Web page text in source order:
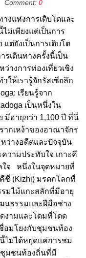
Comment: 0
างแห่งการเติบโตและ
ม่เพียงแต่เป็นการ
แต่ยังเป็นการเติบโต
รเดินทางครั้งนี้เป็น
างการท่องเที่ยวเชิง
ห้เรารู้จักรัสเซียลึก
เรียนรู้จาก
เป็นหนึ่งใน
มีอายุกว่า 1,100 ปี ที่นี่
กเหง้าของอาณาจักร
หว่างอดีตและปัจจุบัน
วามประทับใจ เกาะคี
ใจ หนึ่งในจุดหมายที่
ชี่ (Kizhi) มรดกโลกที่
รมไม้แกะสลักที่มีอายุ
นธรรมและฝีมือช่าง
งามและโดมที่โดด
อมโยงกับชุมชนท้อง
ไม่ได้หยุดแค่การชม
ชุมชนท้องถิ่นที่มี